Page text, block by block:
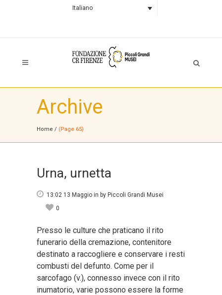
Italiano
Archive
Home / (Page 65)
Urna, urnetta
13:02 13 Maggio in by Piccoli Grandi Musei
0
Presso le culture che praticano il rito
funerario della cremazione, contenitore
destinato a raccogliere e conservare i resti
combusti del defunto. Come per il
sarcofago (v.), connesso invece con il rito
inumatorio, varie possono essere la forme